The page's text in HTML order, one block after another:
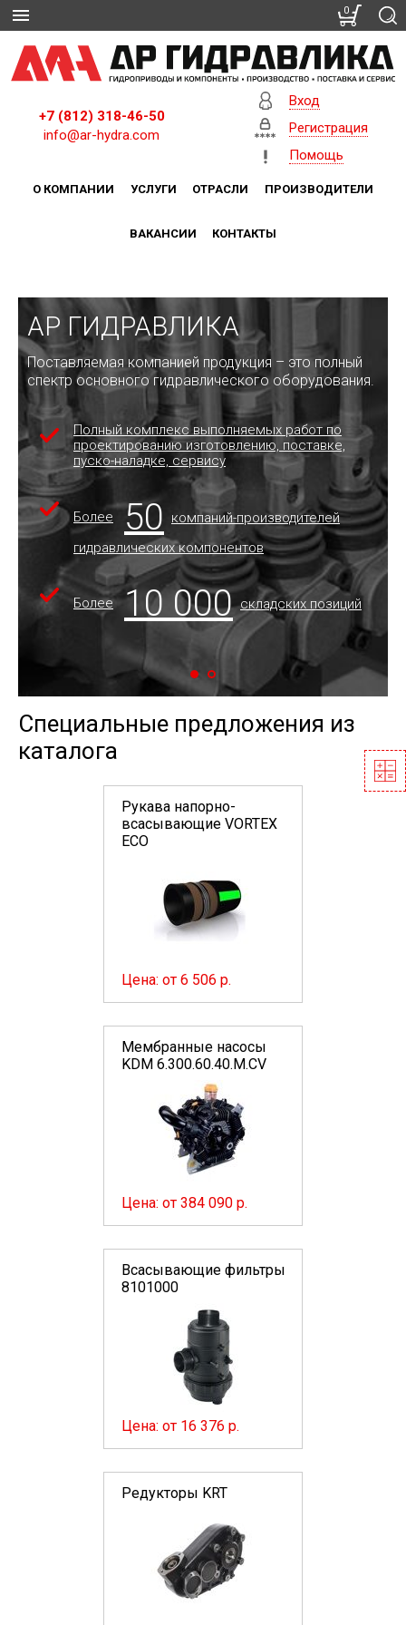
+7 (812) 318-46-50
info@ar-hydra.com
Вход
Регистрация
Помощь
О КОМПАНИИ УСЛУГИ ОТРАСЛИ ПРОИЗВОДИТЕЛИ
ВАКАНСИИ КОНТАКТЫ
АР ГИДРАВЛИКА
Поставляемая компанией продукция – это полный
спектр основного гидравлического оборудования.
Полный комплекс выполняемых работ по
проектированию изготовлению, поставке,
пуско-наладке, сервису
Более 50
компаний-производителей
гидравлических компонентов
Более 10 000 складских позиций
Специальные предложения из
каталога
Рукава напорно-
всасывающие VORTEX
ECO
Цена: от 6 506 р.
Мембранные насосы
KDM 6.300.60.40.M.CV
Цена: от 384 090 р.
Всасывающие фильтры
8101000
Цена: от 16 376 р.
Редукторы KRT
0